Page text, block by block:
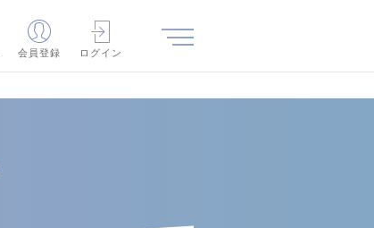
会員登録 ログイン